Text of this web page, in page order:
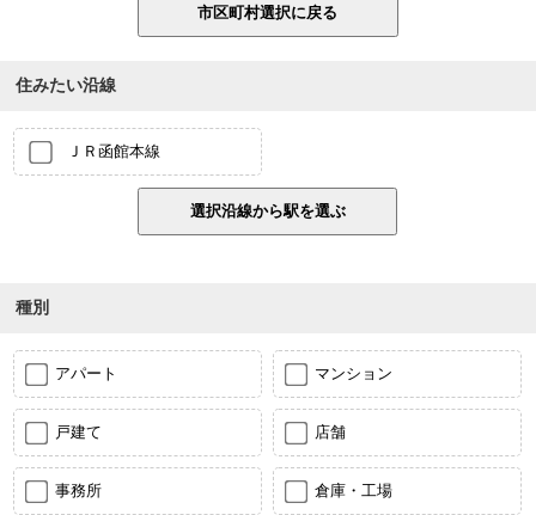
住みたい沿線
ＪＲ函館本線
種別
アパート マンション
戸建て 店舗
事務所 倉庫・工場